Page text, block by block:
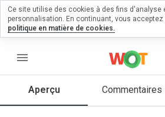
menu
Aperçu Commentaires
un
Ce site utilise des cookies à des fins d'analyse
personnalisation. En continuant, vous acceptez
politique en matière de cookies.